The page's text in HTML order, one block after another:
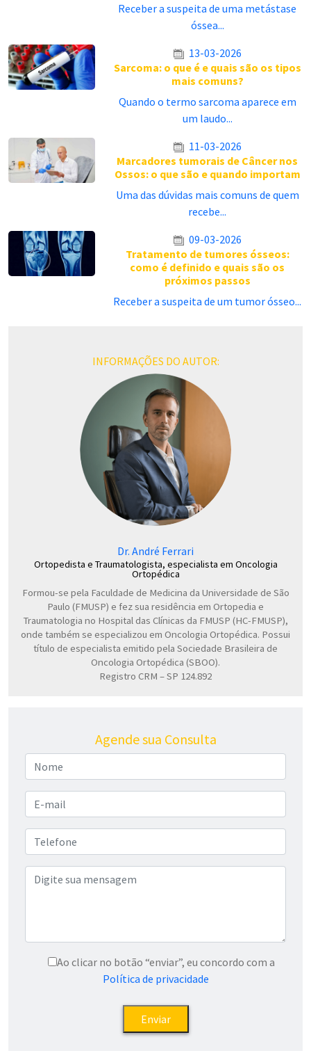
Receber a suspeita de uma metástase
óssea...
13-03-2026
Sarcoma: o que é e quais são os tipos
mais comuns?
Quando o termo sarcoma aparece em
um laudo...
11-03-2026
Marcadores tumorais de Câncer nos
Ossos: o que são e quando importam
Uma das dúvidas mais comuns de quem
recebe...
09-03-2026
Tratamento de tumores ósseos:
como é definido e quais são os
próximos passos
Receber a suspeita de um tumor ósseo...
INFORMAÇÕES DO AUTOR:
Dr. André Ferrari
Ortopedista e Traumatologista, especialista em Oncologia
Ortopédica
Formou-se pela Faculdade de Medicina da Universidade de São
Paulo (FMUSP) e fez sua residência em Ortopedia e
Traumatologia no Hospital das Clínicas da FMUSP (HC-FMUSP),
onde também se especializou em Oncologia Ortopédica. Possui
título de especialista emitido pela Sociedade Brasileira de
Oncologia Ortopédica (SBOO).
Registro CRM – SP 124.892
Agende sua Consulta
Ao clicar no botão “enviar”, eu concordo com a
Política de privacidade